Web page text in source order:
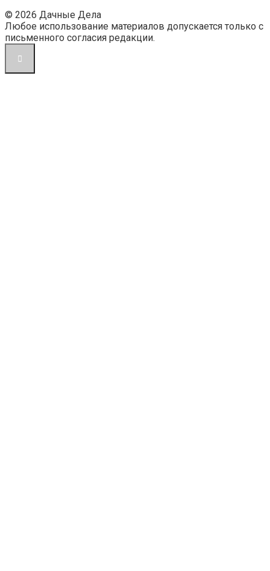
© 2026 Дачные Дела
Любое использование материалов допускается только с
письменного согласия редакции.